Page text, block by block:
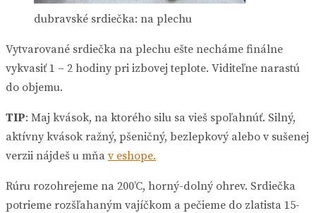
dubravské srdiečka: na plechu
Vytvarované srdiečka na plechu ešte necháme finálne
vykvasiť 1 – 2 hodiny pri izbovej teplote. Viditeľne narastú
do objemu.
TIP: Maj kvások, na ktorého silu sa vieš spoľahnúť. Silný,
aktívny kvások ražný, pšeničný, bezlepkový alebo v sušenej
verzii nájdeš u mňa v eshope.
Rúru rozohrejeme na 200’C, horný-dolný ohrev. Srdiečka
potrieme rozšľahaným vajíčkom a pečieme do zlatista 15-